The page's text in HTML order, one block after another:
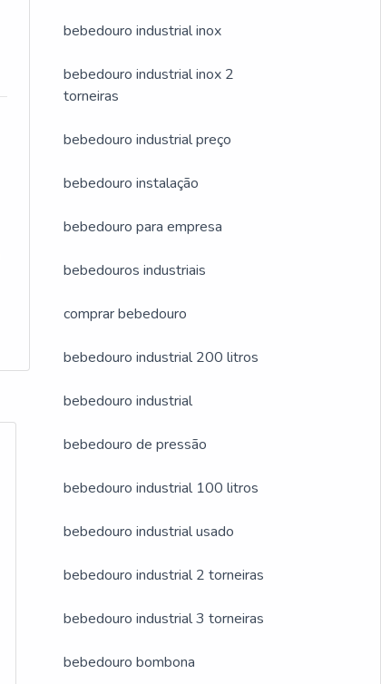
bebedouro industrial inox
bebedouro industrial inox 2
torneiras
bebedouro industrial preço
bebedouro instalação
bebedouro para empresa
bebedouros industriais
comprar bebedouro
bebedouro industrial 200 litros
bebedouro industrial
bebedouro de pressão
bebedouro industrial 100 litros
bebedouro industrial usado
bebedouro industrial 2 torneiras
bebedouro industrial 3 torneiras
bebedouro bombona